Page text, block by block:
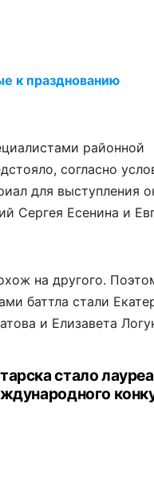
к празднованию
районной
согласно
для выступления
Сергея Есенина и
на другого.
баттла стали
и Елизавета
стало